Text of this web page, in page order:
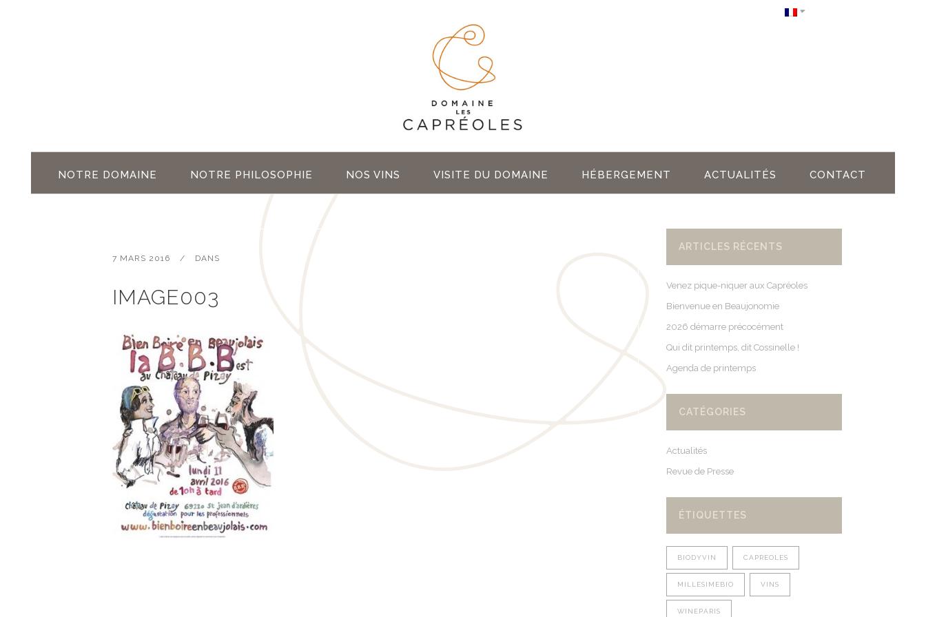
NOTRE DOMAINE NOTRE PHILOSOPHIE NOS VINS VISITE DU DOMAINE HÉBERGEMENT ACTUALITÉS CONTACT
7 MARS 2016 DANS
IMAGE003
ARTICLES RÉCENTS
Venez pique-niquer aux Capréoles
Bienvenue en Beaujonomie
2026 démarre précocément
Qui dit printemps, dit Cossinelle !
Agenda de printemps
CATÉGORIES
Actualités
Revue de Presse
ÉTIQUETTES
BIODYVIN CAPREOLES
MILLESIMEBIO VINS
WINEPARIS